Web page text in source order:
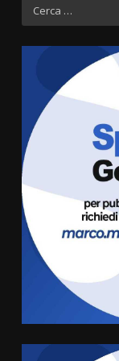
Ricerca
per:
4
5